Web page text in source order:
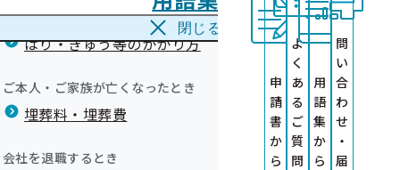
はり・きゅう等のかかり方
ご本人・ご家族が亡くなったとき
埋葬料・埋葬費
会社を退職するとき
閉じる
申
請
書
か
ら
よ
く
あ
る
ご
質
問
用
語
集
か
ら
問
い
合
わ
せ
・
届
現在もその状況にあるかを確認させていただくため、毎
切な確認となりますので、お忙しいところ誠に恐縮です